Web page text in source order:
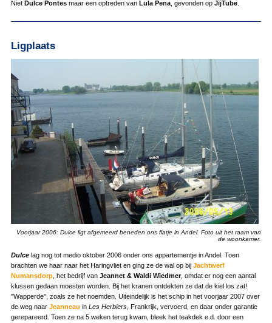
Niet Dulce Pontesmaar een optreden van Lula Pena, gevonden op JijTube.
Ligplaats
Voorjaar 2006: Dulce ligt afgemeerd beneden ons flatje in Andel. Foto uit het raam van
de woonkamer.
Dulcelag nog tot medio oktober 2006 onder ons appartementje in Andel. Toen
brachten we haar naar het Haringvliet en ging ze de wal op bij Jachtwerf
Numansdorp, het bedrijf van Jeannet & Waldi Wiedmer, omdat er nog een aantal
klussen gedaan moesten worden. Bij het kranen ontdekten ze dat de kiel los zat!
"Wapperde", zoals ze het noemden. Uiteindelijk is het schip in het voorjaar 2007 over
de weg naar Jeanneau in Les Herbiers, Frankrijk, vervoerd, en daar onder garantie
gerepareerd. Toen ze na 5 weken terug kwam, bleek het teakdek e.d. door een